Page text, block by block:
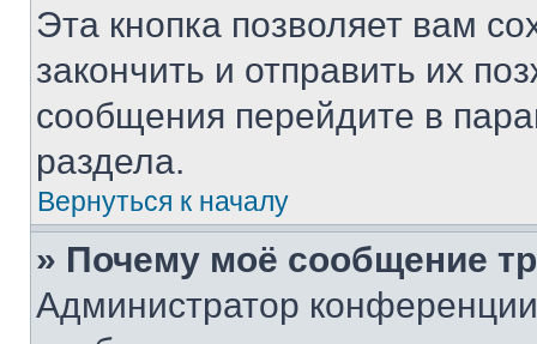
Эта кнопка позволяет вам
закончить и отправить их
сообщения перейдите в
раздела.
Вернуться к началу
» Почему моё сообщение
Администратор